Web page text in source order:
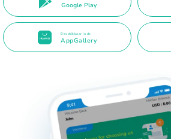
Google Play
Beschikbaar in de
AppGallery